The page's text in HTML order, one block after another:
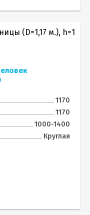
1170
1170
1000-1400
Круглая